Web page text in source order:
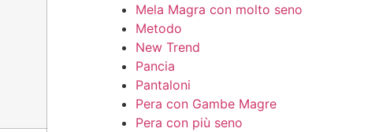
Mela Magra con molto seno
Metodo
New Trend
Pancia
Pantaloni
Pera con Gambe Magre
Pera con più seno